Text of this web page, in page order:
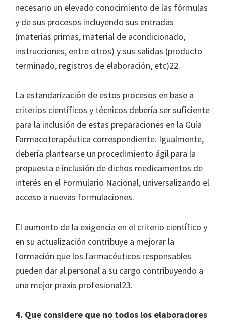
necesario un elevado conocimiento de las fórmulas
y de sus procesos incluyendo sus entradas
(materias primas, material de acondicionado,
instrucciones, entre otros) y sus salidas (producto
terminado, registros de elaboración, etc)22.
La estandarización de estos procesos en base a
criterios científicos y técnicos debería ser suficiente
para la inclusión de estas preparaciones en la Guía
Farmacoterapéutica correspondiente. Igualmente,
debería plantearse un procedimiento ágil para la
propuesta e inclusión de dichos medicamentos de
interés en el Formulario Nacional, universalizando el
acceso a nuevas formulaciones.
El aumento de la exigencia en el criterio científico y
en su actualización contribuye a mejorar la
formación que los farmacéuticos responsables
pueden dar al personal a su cargo contribuyendo a
una mejor praxis profesional23.
4. Que considere que no todos los elaboradores